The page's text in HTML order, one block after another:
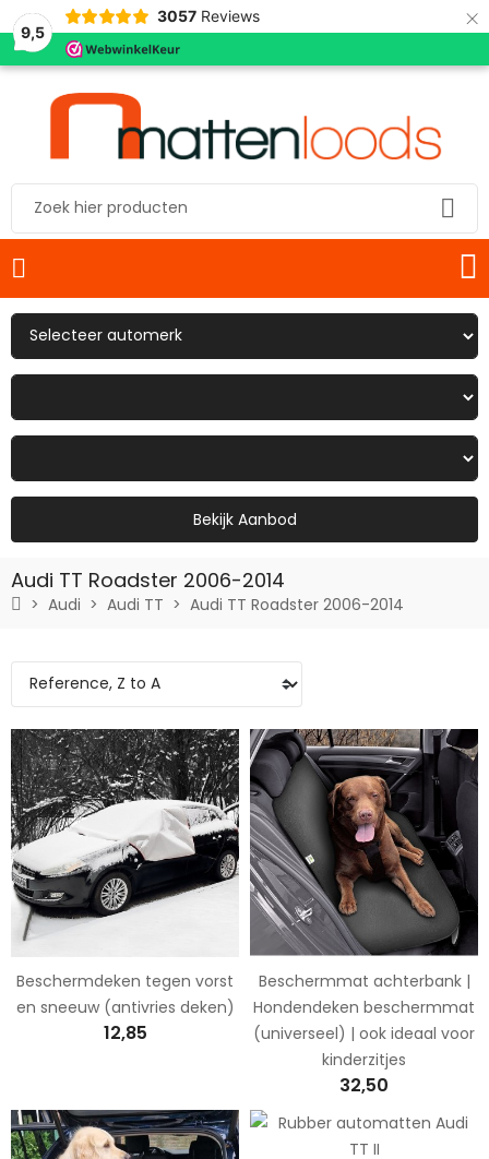
9,5
3057 Reviews ×
Bekijk Aanbod
Audi TT Roadster 2006-2014
Audi Audi TT Audi TT Roadster 2006-2014
Beschermdeken tegen vorst
en sneeuw (antivries deken)
12,85
Beschermmat achterbank |
Hondendeken beschermmat
(universeel) | ook ideaal voor
kinderzitjes
32,50